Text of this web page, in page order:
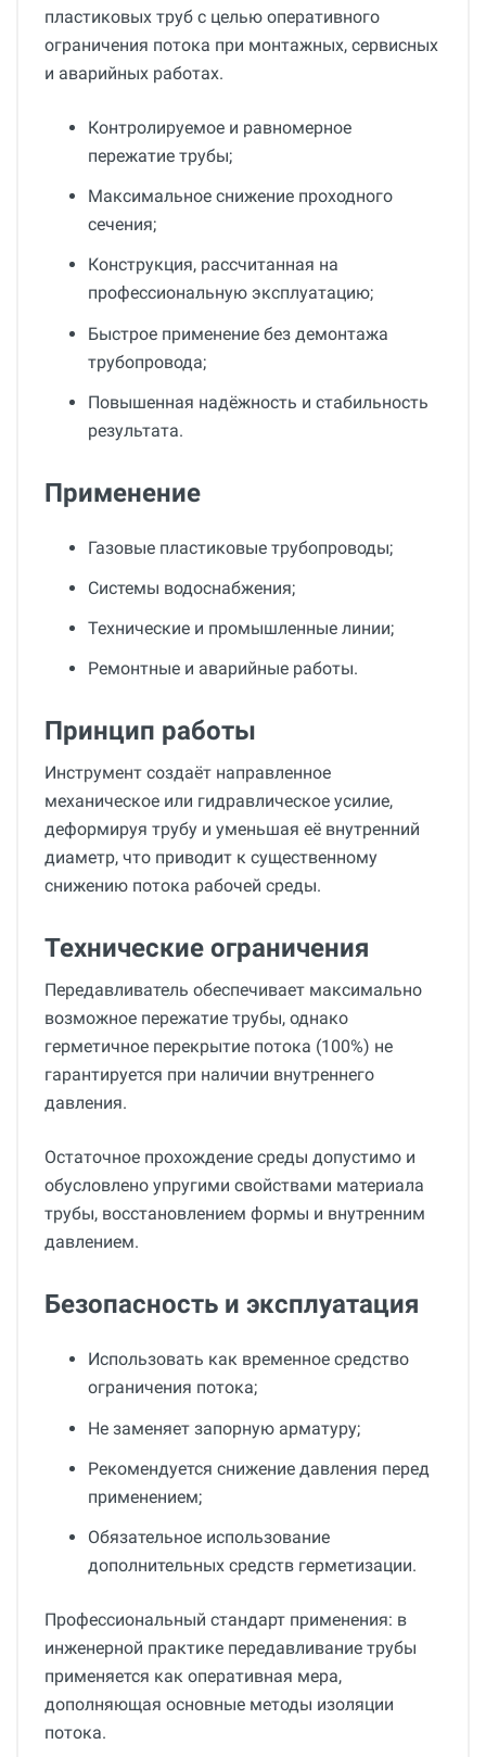
пластиковых труб с целью оперативного
ограничения потока при монтажных, сервисных
и аварийных работах.
Контролируемое и равномерное
пережатие трубы;
Максимальное снижение проходного
сечения;
Конструкция, рассчитанная на
профессиональную эксплуатацию;
Быстрое применение без демонтажа
трубопровода;
Повышенная надёжность и стабильность
результата.
Применение
Газовые пластиковые трубопроводы;
Системы водоснабжения;
Технические и промышленные линии;
Ремонтные и аварийные работы.
Принцип работы
Инструмент создаёт направленное
механическое или гидравлическое усилие,
деформируя трубу и уменьшая её внутренний
диаметр, что приводит к существенному
снижению потока рабочей среды.
Технические ограничения
Передавливатель обеспечивает максимально
возможное пережатие трубы, однако
герметичное перекрытие потока (100%) не
гарантируется при наличии внутреннего
давления.
Остаточное прохождение среды допустимо и
обусловлено упругими свойствами материала
трубы, восстановлением формы и внутренним
давлением.
Безопасность и эксплуатация
Использовать как временное средство
ограничения потока;
Не заменяет запорную арматуру;
Рекомендуется снижение давления перед
применением;
Обязательное использование
дополнительных средств герметизации.
Профессиональный стандарт применения: в
инженерной практике передавливание трубы
применяется как оперативная мера,
дополняющая основные методы изоляции
потока.